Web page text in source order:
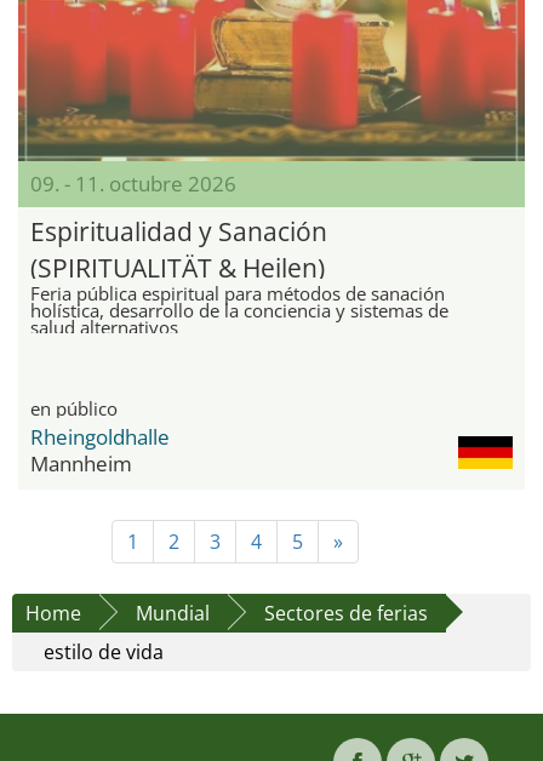
09. - 11. octubre 2026
Espiritualidad y Sanación
(SPIRITUALITÄT & Heilen)
Feria pública espiritual para métodos de sanación
holística, desarrollo de la conciencia y sistemas de
salud alternativos
en público
Rheingoldhalle
Mannheim
1 2 3 4 5 »
Home Mundial
Sectores de ferias
estilo de vida